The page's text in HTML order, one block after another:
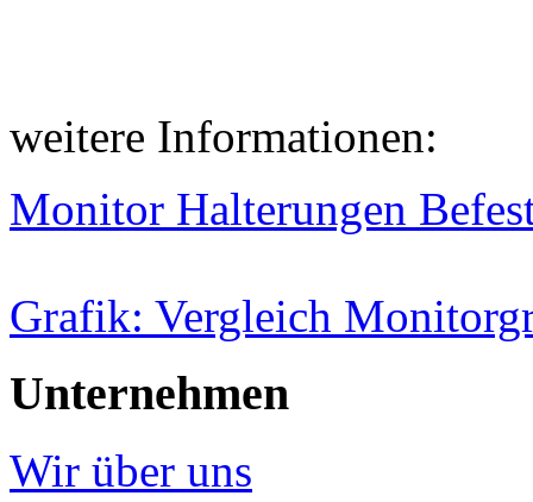
weitere Informationen:
Monitor Halterungen
Grafik: Vergleich
Unternehmen
Wir über uns